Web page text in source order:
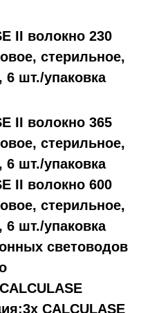
II волокно 230
стерильное,
шт./упаковка
II волокно 365
стерильное,
шт./упаковка
II волокно 600
стерильное,
шт./упаковка
световодов
CALCULASE